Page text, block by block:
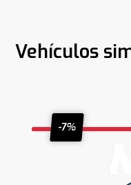
Vehículos
-7%